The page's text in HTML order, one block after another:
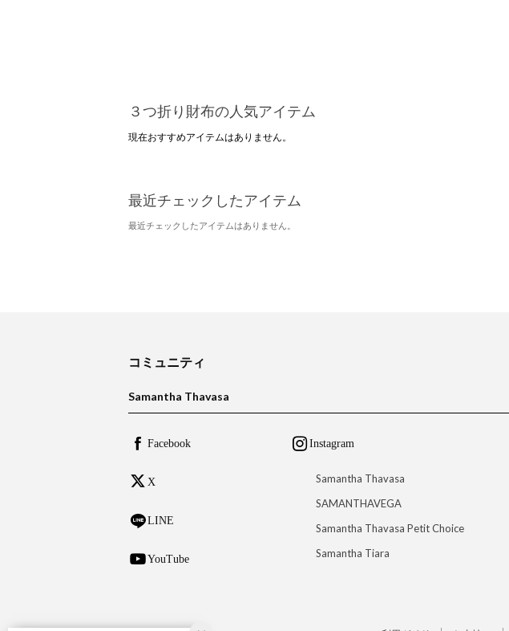
３つ折り財布の人気アイテム
現在おすすめアイテムはありません。
最近チェックしたアイテム
最近チェックしたアイテムはありません。
コミュニティ
Samantha Thavasa
Facebook
X
LINE
YouTube
Instagram
Samantha Thavasa
SAMANTHAVEGA
Samantha Thavasa Petit Choice
Samantha Tiara